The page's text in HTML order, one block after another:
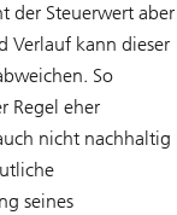
der Steuerwert aber
Verlauf kann dieser
So
Regel eher
nicht nachhaltig
seines